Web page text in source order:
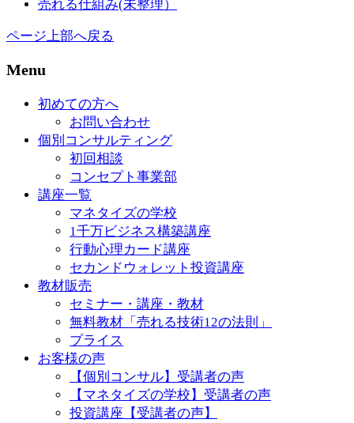
売れる仕組み(未整理）
ページ上部へ戻る
Menu
初めての方へ
お問い合わせ
個別コンサルティング
初回相談
コンセプト事業部
講座一覧
マネタイズの学校
1千万ビジネス構築講座
行動心理カード講座
セカンドウォレット投資講座
教材販売
セミナー・講座・教材
無料教材「売れる技術12の法則」
プライス
お客様の声
【個別コンサル】受講者の声
【マネタイズの学校】受講者の声
投資講座【受講者の声】